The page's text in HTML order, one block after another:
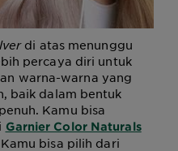
di atas menunggu
percaya diri untuk
warna-warna yang
baik dalam bentuk
Kamu bisa
Garnier Color Naturals
Kamu bisa pilih dari